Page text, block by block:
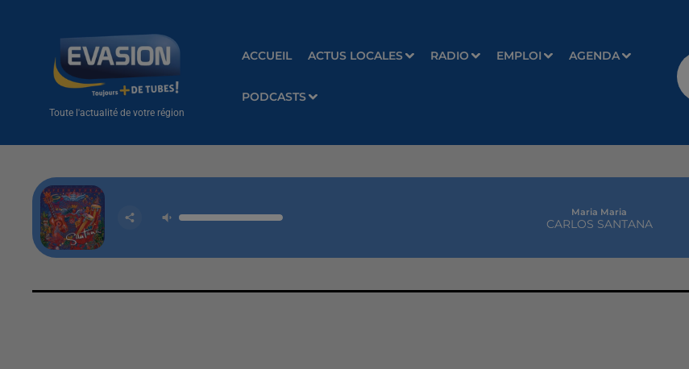
Toute l'actualité de votre région
ACCUEIL ACTUS LOCALES RADIO EMPLOI AGENDA
PODCASTS
Maria Maria
CARLOS SANTANA